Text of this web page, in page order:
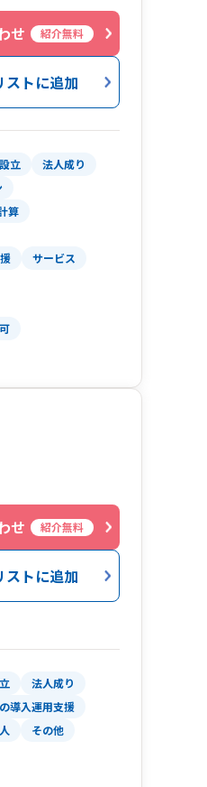
からのヒアリ
、飲食店・建設
お付き合い可
来客用駐車場あ
せ 紹介無料
ストに追加
立
法人成り
算
サービス
せ 紹介無料
ストに追加
法人成り
導入運用支援
その他